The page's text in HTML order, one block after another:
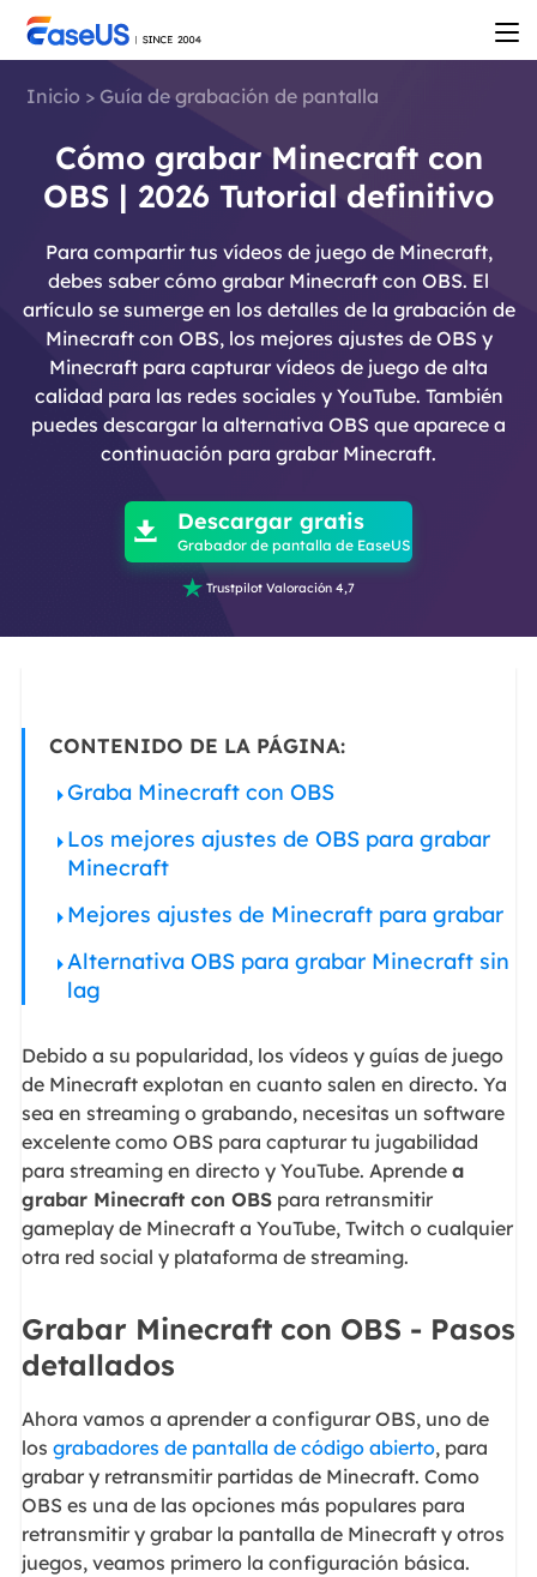
Inicio > Guía de grabación de pantalla
Cómo grabar Minecraft con
OBS | 2026 Tutorial definitivo
Para compartir tus vídeos de juego de Minecraft,
debes saber cómo grabar Minecraft con OBS. El
artículo se sumerge en los detalles de la grabación de
Minecraft con OBS, los mejores ajustes de OBS y
Minecraft para capturar vídeos de juego de alta
calidad para las redes sociales y YouTube. También
puedes descargar la alternativa OBS que aparece a
continuación para grabar Minecraft.
 Descargar gratis
Grabador de pantalla de EaseUS
 Trustpilot Valoración 4,7
CONTENIDO DE LA PÁGINA:
Graba Minecraft con OBS
Los mejores ajustes de OBS para grabar
Minecraft
Mejores ajustes de Minecraft para grabar
Alternativa OBS para grabar Minecraft sin
lag
Debido a su popularidad, los vídeos y guías de juego
de Minecraft explotan en cuanto salen en directo. Ya
sea en streaming o grabando, necesitas un software
excelente como OBS para capturar tu jugabilidad
para streaming en directo y YouTube. Aprende a
grabar Minecraft con OBSpara retransmitir
gameplay de Minecraft a YouTube, Twitch o cualquier
otra red social y plataforma de streaming.
Grabar Minecraft con OBS - Pasos
detallados
Ahora vamos a aprender a configurar OBS, uno de
los grabadores de pantalla de código abierto, para
grabar y retransmitir partidas de Minecraft. Como
OBS es una de las opciones más populares para
retransmitir y grabar la pantalla de Minecraft y otros
juegos, veamos primero la configuración básica.